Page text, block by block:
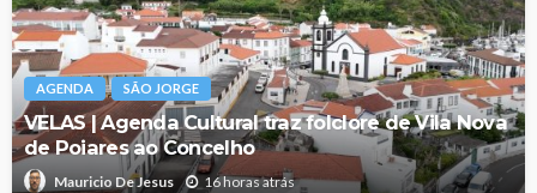
AGENDA SÃO JORGE
VELAS | Agenda Cultural traz folclore de Vila Nova
de Poiares ao Concelho
Mauricio De Jesus 16 horas atrás